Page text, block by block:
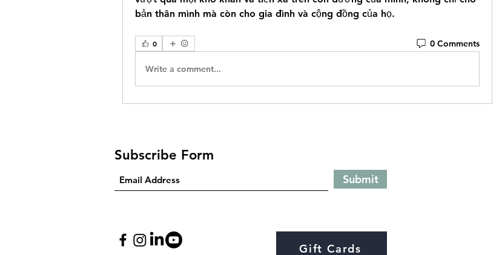
bản thân mình mà còn cho gia đình và cộng đồng của họ.
0 0 Comments
Write a comment...
Subscribe Form
Submit
Gift Cards